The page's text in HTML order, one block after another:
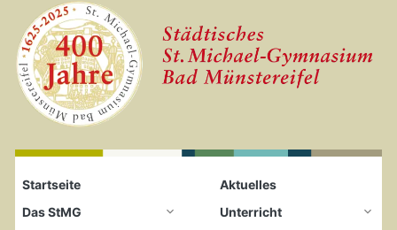
Zum Seiteninhalt springen
Startseite
Startseite
Aktuelles
Das StMG
Unterricht